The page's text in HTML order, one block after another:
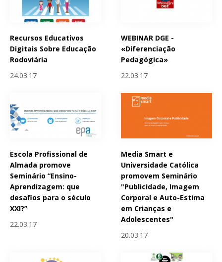
Recursos Educativos
Digitais Sobre Educação
Rodoviária
24.03.17
WEBINAR DGE -
«Diferenciação
Pedagógica»
22.03.17
Escola Profissional de
Almada promove
Seminário “Ensino-
Aprendizagem: que
desafios para o século
XXI?”
22.03.17
Media Smart e
Universidade Católica
promovem Seminário
"Publicidade, Imagem
Corporal e Auto-Estima
em Crianças e
Adolescentes"
20.03.17